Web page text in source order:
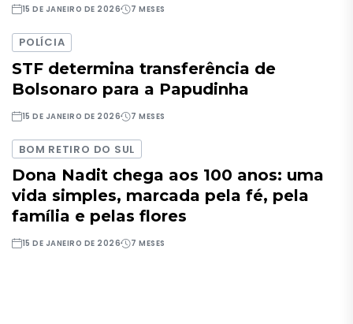
15 DE JANEIRO DE 2026 7 MESES
POLÍCIA
STF determina transferência de
Bolsonaro para a Papudinha
15 DE JANEIRO DE 2026 7 MESES
BOM RETIRO DO SUL
Dona Nadit chega aos 100 anos: uma
vida simples, marcada pela fé, pela
família e pelas flores
15 DE JANEIRO DE 2026 7 MESES